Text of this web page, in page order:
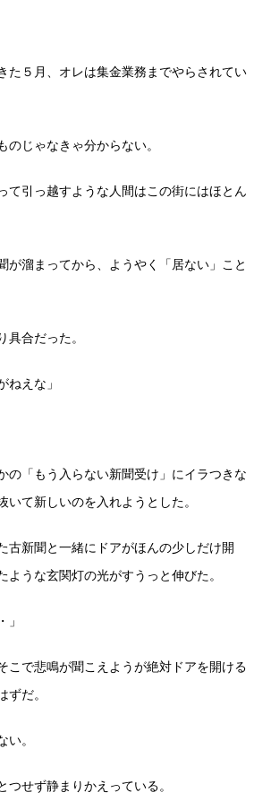
た５月、オレは集金業務までやらされてい
のじゃなきゃ分からない。
て引っ越すような人間はこの街にはほとん
が溜まってから、ようやく「居ない」こと
具合だった。
ねえな」
の「もう入らない新聞受け」にイラつきな
いて新しいのを入れようとした。
古新聞と一緒にドアがほんの少しだけ開
ような玄関灯の光がすうっと伸びた。
」
こで悲鳴が聞こえようが絶対ドアを開ける
ずだ。
い。
つせず静まりかえっている。